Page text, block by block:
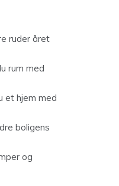
ruder året
rum med
et hjem med
boligens
og